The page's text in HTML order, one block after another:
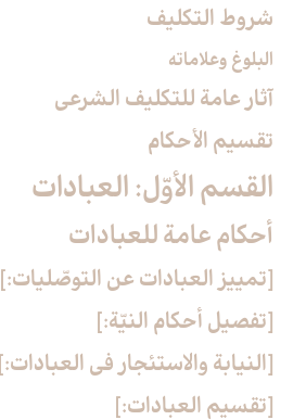
شروط التكليف‏
البلوغ وعلاماته
آثار عامة للتكليف الشرعي‏
تقسيم الأحكام‏
القسم الأوّل: العبادات‏
أحكام عامة للعبادات‏
[تمييز العبادات عن التوصّليات:]
[تفصيل أحكام النيّة:]
[النيابة والاستئجار في العبادات:]
[تقسيم العبادات:]